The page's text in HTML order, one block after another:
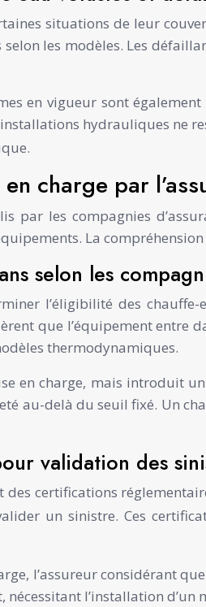
situations de leur
les modèles. Les
en vigueur sont
hydrauliques ne
charge par
les compagnies
La
selon les
l’éligibilité des
que l’équipement entre
thermodynamiques.
en charge, mais introduit un
au-delà du seuil fixé. Un
validation des
certifications
un sinistre. Ces
l’assureur considérant
nécessitant l’installation